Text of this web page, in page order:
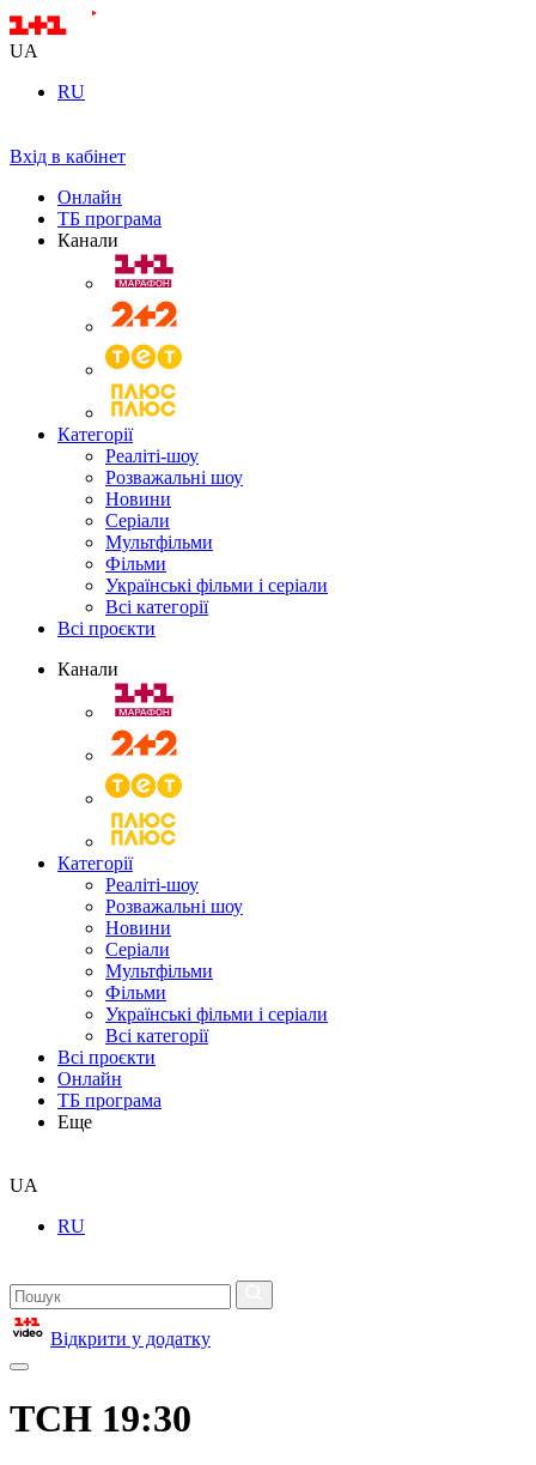
UA
RU
Вхід в кабінет
Онлайн
ТБ програма
Канали
Категорії
Реаліті-шоу
Розважальні шоу
Новини
Серіали
Мультфільми
Фільми
Українські фільми і серіали
Всі категорії
Всі проєкти
Канали
Категорії
Реаліті-шоу
Розважальні шоу
Новини
Серіали
Мультфільми
Фільми
Українські фільми і серіали
Всі категорії
Всі проєкти
Онлайн
ТБ програма
Еще
UA
RU
Відкрити у додатку
ТСН 19:30